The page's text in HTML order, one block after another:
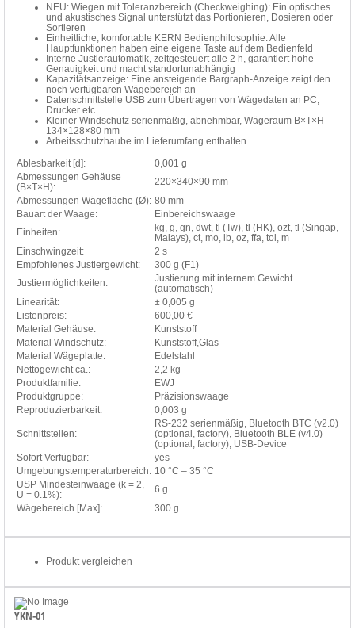
NEU: Wiegen mit Toleranzbereich (Checkweighing): Ein optisches
und akustisches Signal unterstützt das Portionieren, Dosieren oder
Sortieren
Einheitliche, komfortable KERN Bedienphilosophie: Alle
Hauptfunktionen haben eine eigene Taste auf dem Bedienfeld
Interne Justierautomatik, zeitgesteuert alle 2 h, garantiert hohe
Genauigkeit und macht standortunabhängig
Kapazitätsanzeige: Eine ansteigende Bargraph-Anzeige zeigt den
noch verfügbaren Wägebereich an
Datenschnittstelle USB zum Übertragen von Wägedaten an PC,
Drucker etc.
Kleiner Windschutz serienmäßig, abnehmbar, Wägeraum B×T×H
134×128×80 mm
Arbeitsschutzhaube im Lieferumfang enthalten
Ablesbarkeit [d]:
0,001 g
Abmessungen Gehäuse
(B×T×H):
220×340×90 mm
Abmessungen Wägefläche (Ø): 80 mm
Bauart der Waage:
Einbereichswaage
Einheiten:
kg, g, gn, dwt, tl (Tw), tl (HK), ozt, tl (Singap,
Malays), ct, mo, lb, oz, ffa, tol, m
Einschwingzeit:
2 s
Empfohlenes Justiergewicht:
300 g (F1)
Justiermöglichkeiten:
Justierung mit internem Gewicht
(automatisch)
Linearität:
± 0,005 g
Listenpreis:
600,00 €
Material Gehäuse:
Kunststoff
Material Windschutz:
Kunststoff,Glas
Material Wägeplatte:
Edelstahl
Nettogewicht ca.:
2,2 kg
Produktfamilie:
EWJ
Produktgruppe:
Präzisionswaage
Reproduzierbarkeit:
0,003 g
Schnittstellen:
RS-232 serienmäßig, Bluetooth BTC (v2.0)
(optional, factory), Bluetooth BLE (v4.0)
(optional, factory), USB-Device
Sofort Verfügbar:
yes
Umgebungstemperaturbereich: 10 °C – 35 °C
USP Mindesteinwaage (k = 2,
U = 0.1%):
6 g
Wägebereich [Max]:
300 g
Produkt vergleichen
YKN-01